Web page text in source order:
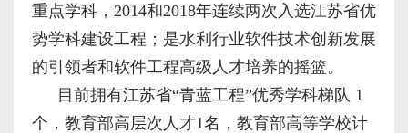
重点学科， 2014和2018年连续两次入选江苏省优
势学科建设工程；是水利行业软件技术创新发展
的引领者和软件工程高级人才培养的摇篮。
目前拥有江苏省“青蓝工程”优秀学科梯队 1
个，教育部高层次人才1名，教育部高等学校计